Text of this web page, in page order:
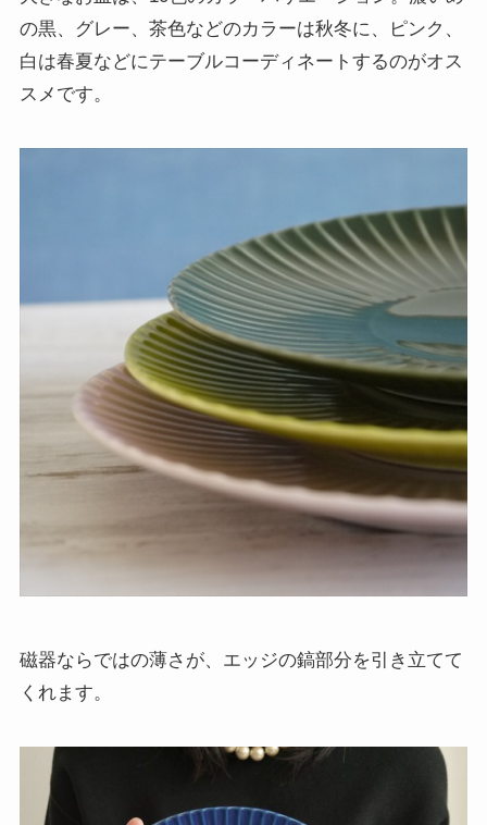
の黒、グレー、茶色などのカラーは秋冬に、ピンク、
白は春夏などにテーブルコーディネートするのがオス
スメです。
磁器ならではの薄さが、エッジの鎬部分を引き立てて
くれます。